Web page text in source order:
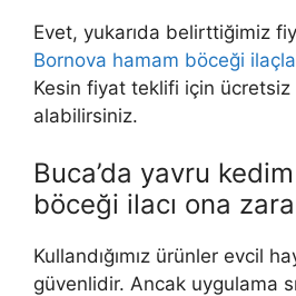
Evet, yukarıda belirttiğimiz
Bornova hamam böceği
Kesin fiyat teklifi için
alabilirsiniz.
Buca’da yavru
böceği ilacı ona
Kullandığımız ürünler evcil
güvenlidir. Ancak uygulama